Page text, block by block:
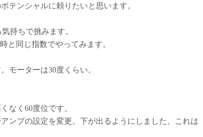
テンシャルに頼りたいと思います。
持ちで挑みます。
と同じ指数でやってみます。
モーターは30度くらい。
なく60度位です。
ンプの設定を変更。下が出るようにしました。これは